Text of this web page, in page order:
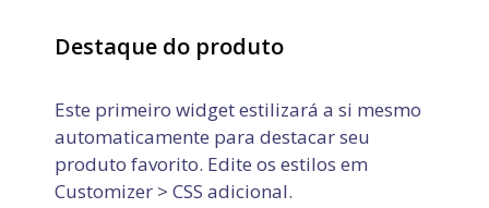
Destaque do produto
Este primeiro widget estilizará a si mesmo
automaticamente para destacar seu
produto favorito. Edite os estilos em
Customizer > CSS adicional.